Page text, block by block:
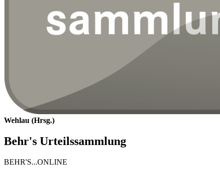
Wehlau (Hrsg.)
Behr's Urteilssammlung
BEHR'S...ONLINE